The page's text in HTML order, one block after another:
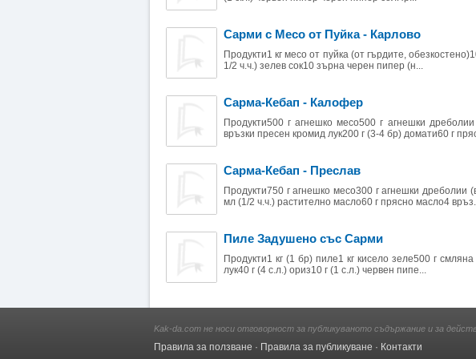
Сарми с Месо от Пуйка - Карлово
Продукти1 кг месо от пуйка (от гърдите,
1/2 ч.ч.) зелев сок10 зърна черен пипер (н...
Сарма-Кебап - Калофер
Продукти500 г агнешко месо500 г агнешки
връзки пресен кромид лук200 г (3-4 бр) домати60 г
Сарма-Кебап - Преслав
Продукти750 г агнешко месо300 г агнешки
мл (1/2 ч.ч.) растително масло60 г прясно масло4
Пиле Задушено със Сарми
Продукти1 кг (1 бр) пиле1 кг кисело зеле500 г
лук40 г (4 с.л.) ориз10 г (1 с.л.) червен пипе...
Kak-da.com не носи отговорност за публикуваното съдържание и за
Правила за ползване · Правила за публикуване · Контакти